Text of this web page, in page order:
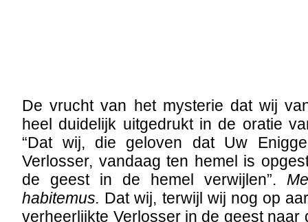
De vrucht van het mysterie dat wij
heel duidelijk uitgedrukt in de oratie
“Dat wij, die geloven dat Uw
Verlosser, vandaag ten hemel is
de geest in de hemel verwijlen”.
habitemus. Dat wij, terwijl wij nog op
verheerlijkte Verlosser in de geest naar